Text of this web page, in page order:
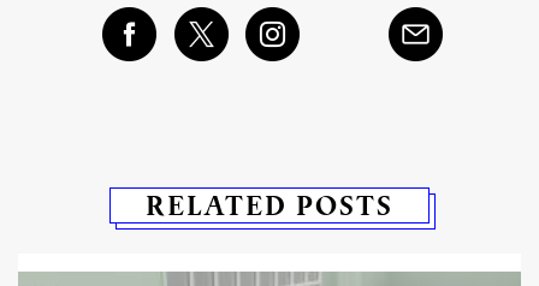
RELATED POSTS